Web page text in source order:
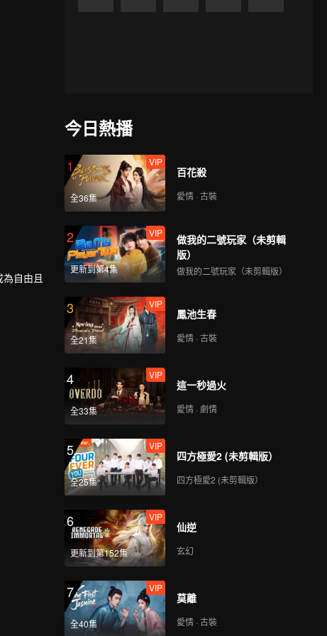
自由且
今日熱播
1
全36集
VIP
百花殺
愛情 · 古裝
2
更新到第4集
VIP
做我的二號玩家（未剪輯
版）
做我的二號玩家（未剪輯版）
3
全21集
VIP
鳳池生春
愛情 · 古裝
4
全33集
VIP
這一秒過火
愛情 · 劇情
5
全25集
VIP
四方極愛2 (未剪輯版）
四方極愛2 (未剪輯版）
6
更新到第152集
VIP
仙逆
玄幻
7
全40集
VIP
莫離
愛情 · 古裝